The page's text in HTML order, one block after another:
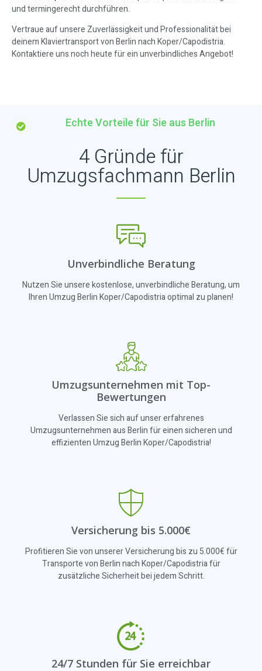
und termingerecht durchführen.
Vertraue auf unsere Zuverlässigkeit und Professionalität bei
deinem Klaviertransport von Berlin nach Koper/Capodistria.
Kontaktiere uns noch heute für ein unverbindliches Angebot!
Echte Vorteile für Sie aus Berlin
4 Gründe für
Umzugsfachmann Berlin
Unverbindliche Beratung
Nutzen Sie unsere kostenlose, unverbindliche Beratung, um
Ihren Umzug Berlin Koper/Capodistria optimal zu planen!
Umzugsunternehmen mit Top-
Bewertungen
Verlassen Sie sich auf unser erfahrenes
Umzugsunternehmen aus Berlin für einen sicheren und
effizienten Umzug Berlin Koper/Capodistria!
Versicherung bis 5.000€
Profitieren Sie von unserer Versicherung bis zu 5.000€ für
Transporte von Berlin nach Koper/Capodistria für
zusätzliche Sicherheit bei jedem Schritt.
24/7 Stunden für Sie erreichbar